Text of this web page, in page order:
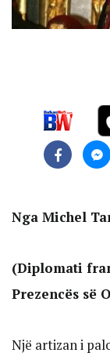
Nga Michel
(Diplomati
Prezencës së
Një artizan i